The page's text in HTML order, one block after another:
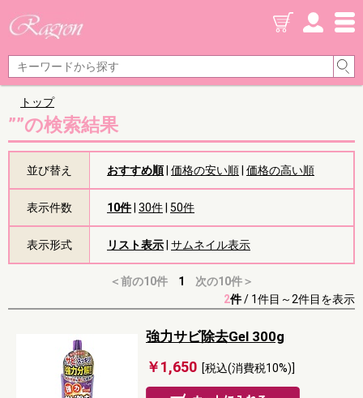
トップ
””の検索結果
並び替え おすすめ順| 価格の安い順 価格の高い順
表示件数 10件| 30件 50件
表示形式 リスト表示 サムネイル表示
＜前の10件 1
次の10件＞
2件/ 1件目～2件目を表示
強力サビ除去Gel 300g
￥1,650 [税込(消費税10%)]